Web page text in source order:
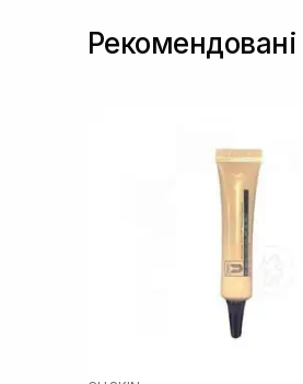
Олія жожоба(+4)
(+4)
(+2)
Рекомендовані